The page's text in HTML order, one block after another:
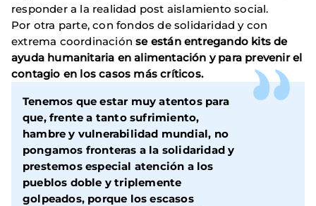
responder a la realidad post aislamiento social.
Por otra parte, con fondos de solidaridad y con
extrema coordinaciónse están entregando kits de
ayuda humanitaria en alimentación y para prevenir el
contagio en los casos más críticos.
Tenemos que estar muy atentos para
que, frente a tanto sufrimiento,
hambre y vulnerabilidad mundial, no
pongamos fronteras a la solidaridad y
prestemos especial atención a los
pueblos doble y triplemente
golpeados, porque los escasos